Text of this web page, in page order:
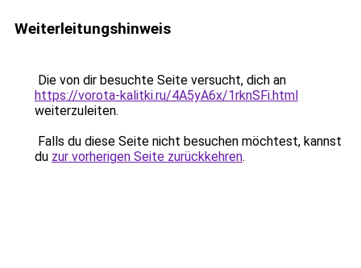
Weiterleitungshinweis
Die von dir besuchte Seite versucht, dich an
https://vorota-kalitki.ru/4A5yA6x/1rknSFi.html
weiterzuleiten.
Falls du diese Seite nicht besuchen möchtest, kannst
du zur vorherigen Seite zurückkehren.